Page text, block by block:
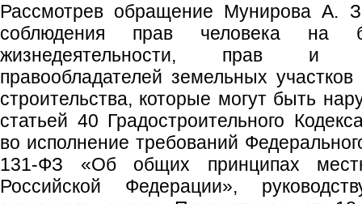
Рассмотрев обращение Мунирова А.
соблюдения прав человека на
жизнедеятельности, прав и
правообладателей земельных участков
строительства, которые могут быть
статьей 40 Градостроительного
во исполнение требований
131-ФЗ «Об общих принципах
Российской Федерации»,